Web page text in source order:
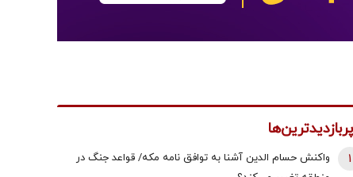
پربازدیدترین‌ها
واکنش حسام الدین آشنا به توافق نامه مکه/ قواعد جنگ در
1